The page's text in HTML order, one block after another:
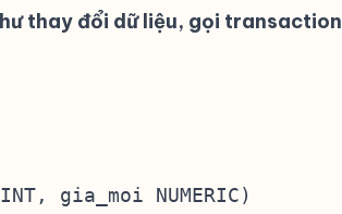
thay đổi dữ liệu, gọi transaction
INT, gia_moi NUMERIC)